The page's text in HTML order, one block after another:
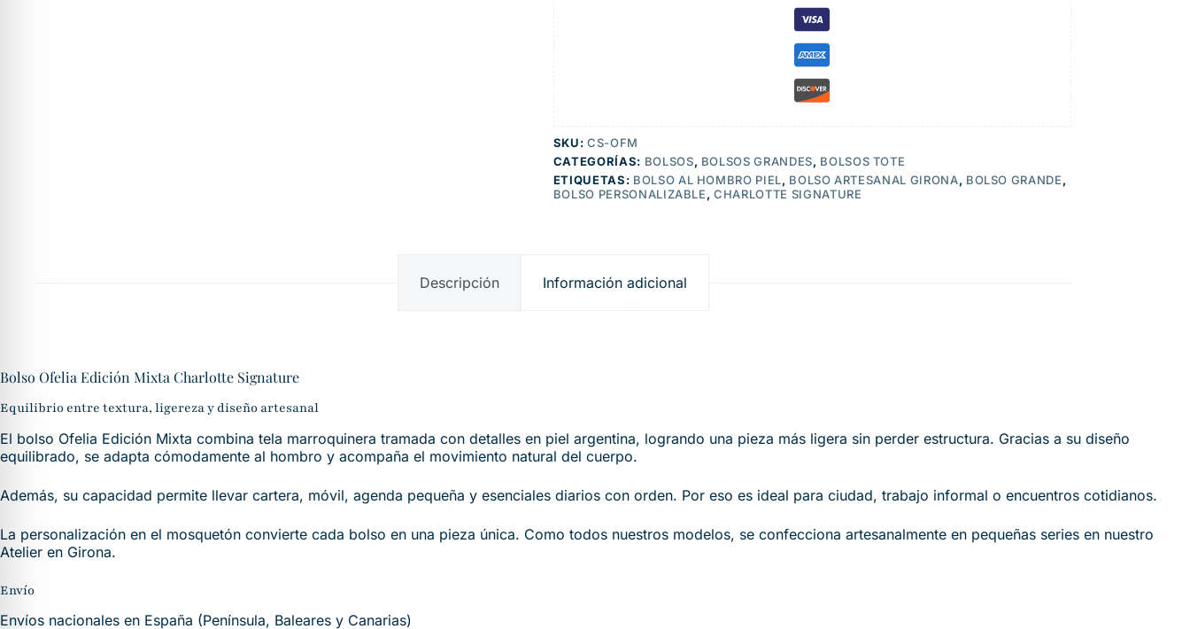
SKU:CS-OFM
CATEGORÍAS: BOLSOS, BOLSOS GRANDES, BOLSOS TOTE
ETIQUETAS: BOLSO AL HOMBRO PIEL, BOLSO ARTESANAL GIRONA, BOLSO GRANDE,
BOLSO PERSONALIZABLE,CHARLOTTE SIGNATURE
Descripción Información adicional
Bolso Ofelia Edición Mixta Charlotte Signature
Equilibrio entre textura, ligereza y diseño artesanal
El bolso Ofelia Edición Mixta combina tela marroquinera tramada con detalles en piel argentina, logrando una pieza más ligera sin perder estructura. Gracias a su diseño
equilibrado, se adapta cómodamente al hombro y acompaña el movimiento natural del cuerpo.
Además, su capacidad permite llevar cartera, móvil, agenda pequeña y esenciales diarios con orden. Por eso es ideal para ciudad, trabajo informal o encuentros cotidianos.
La personalización en el mosquetón convierte cada bolso en una pieza única. Como todos nuestros modelos, se confecciona artesanalmente en pequeñas series en nuestro
Atelier en Girona.
Envío
Envíos nacionales en España (Península, Baleares y Canarias)